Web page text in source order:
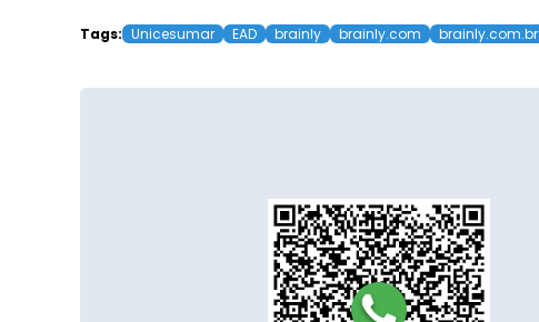
Tags: Unicesumar EAD brainly brainly.com brainly.com.br